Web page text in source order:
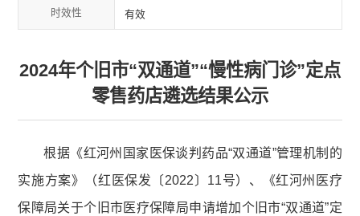
时效性 有效
2024年个旧市“双通道”“慢性病门诊”定点
零售药店遴选结果公示
根据《红河州国家医保谈判药品“双通道”管理机制的
实施方案》（红医保发〔2022〕11号）、《红河州医疗
保障局关于个旧市医疗保障局申请增加个旧市“双通道”定